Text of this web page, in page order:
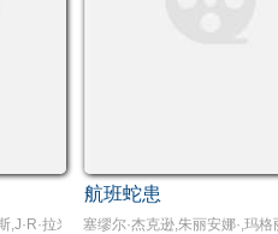
,劳伦·莱尔,安德鲁·罗斯尼,
,J·R·拉米雷斯,卢娜·布雷斯,泰·多兰,达
航班蛇患
塞缪尔·杰克逊,朱丽安娜·,玛